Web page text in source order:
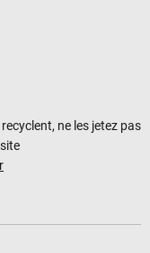
ne les jetez pas